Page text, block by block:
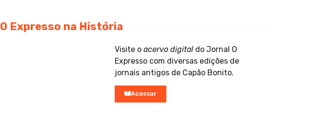
O Expresso na História
Visite o acervo digital do Jornal O
Expresso com diversas edições de
jornais antigos de Capão Bonito.
Acessar